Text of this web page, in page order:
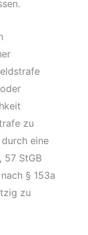
zu
eine
57 StGB
§ 153a
zu